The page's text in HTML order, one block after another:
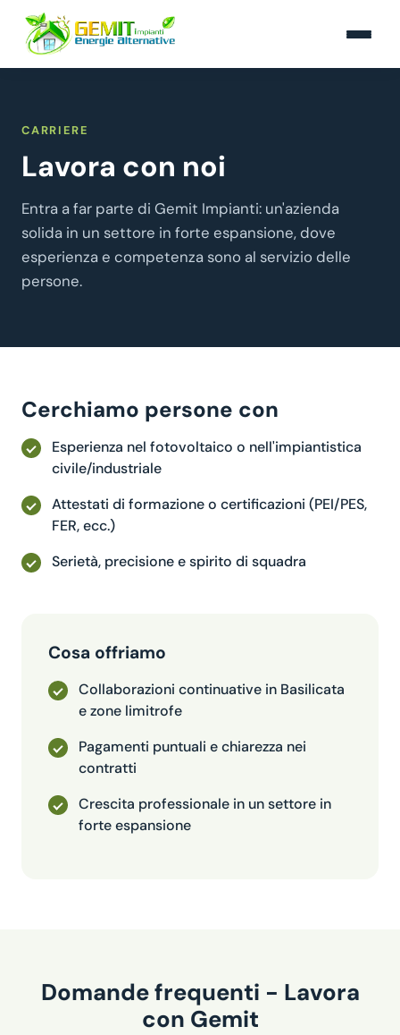
CARRIERE
Lavora con noi
Entra a far parte di Gemit Impianti: un'azienda
solida in un settore in forte espansione, dove
esperienza e competenza sono al servizio delle
persone.
Cerchiamo persone con
Esperienza nel fotovoltaico o nell'impiantistica
civile/industriale
Attestati di formazione o certificazioni (PEI/PES,
FER, ecc.)
Serietà, precisione e spirito di squadra
Cosa offriamo
Collaborazioni continuative in Basilicata
e zone limitrofe
Pagamenti puntuali e chiarezza nei
contratti
Crescita professionale in un settore in
forte espansione
Domande frequenti - Lavora
con Gemit